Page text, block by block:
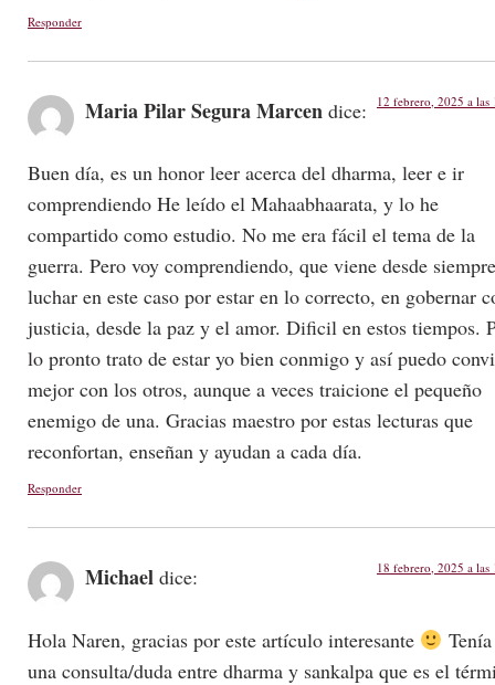
Responder
Maria Pilar Segura Marcen dice: 12 febrero, 2025 a las
Buen día, es un honor leer acerca del dharma, leer e ir
comprendiendo He leído el Mahaabhaarata, y lo he
compartido como estudio. No me era fácil el tema de la
guerra. Pero voy comprendiendo, que viene desde
luchar en este caso por estar en lo correcto, en gobernar
justicia, desde la paz y el amor. Dificil en estos tiempos.
lo pronto trato de estar yo bien conmigo y así puedo
mejor con los otros, aunque a veces traicione el pequeño
enemigo de una. Gracias maestro por estas lecturas que
reconfortan, enseñan y ayudan a cada día.
Responder
Michael dice: 18 febrero, 2025 a las
Hola Naren, gracias por este artículo interesante
Tenía
una consulta/duda entre dharma y sankalpa que es el